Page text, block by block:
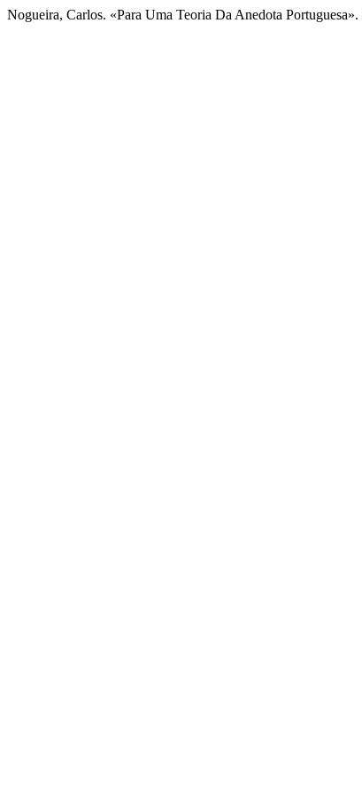
Nogueira, Carlos. «Para Uma Teoria Da Anedota Portuguesa».